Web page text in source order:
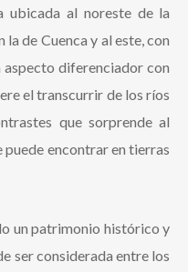
ubicada al noreste de la
de Cuenca y al este, con
aspecto diferenciador con
el transcurrir de los ríos
que sorprende al
encontrar en tierras
un patrimonio histórico y
ser considerada entre los